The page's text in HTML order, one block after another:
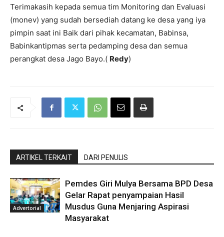
Terimakasih kepada semua tim Monitoring dan Evaluasi
(monev) yang sudah bersediah datang ke desa yang iya
pimpin saat ini Baik dari pihak kecamatan, Babinsa,
Babinkantipmas serta pedamping desa dan semua
perangkat desa Jago Bayo.( Redy)
ARTIKEL TERKAIT DARI PENULIS
Advertorial
Pemdes Giri Mulya Bersama BPD Desa
Gelar Rapat penyampaian Hasil
Musdus Guna Menjaring Aspirasi
Masyarakat